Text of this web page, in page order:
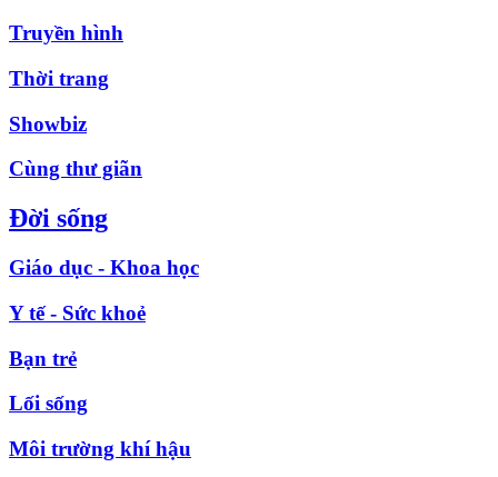
Truyền hình
Thời trang
Showbiz
Cùng thư giãn
Đời sống
Giáo dục - Khoa học
Y tế - Sức khoẻ
Bạn trẻ
Lối sống
Môi trường khí hậu